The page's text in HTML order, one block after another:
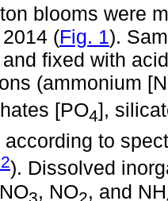
blooms were
(Fig. 1).
fixed with
(ammonium
[PO4],
according to
). Dissolved
3, NO2, and NH